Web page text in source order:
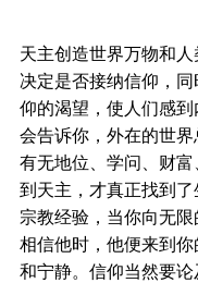
天主创造世界万物和
决定是否接纳信仰，
仰的渴望，使人们感
会告诉你，外在的世
有无地位、学问、财
到天主，才真正找到
宗教经验，当你向无限
相信他时，他便来到
和宁静。信仰当然要